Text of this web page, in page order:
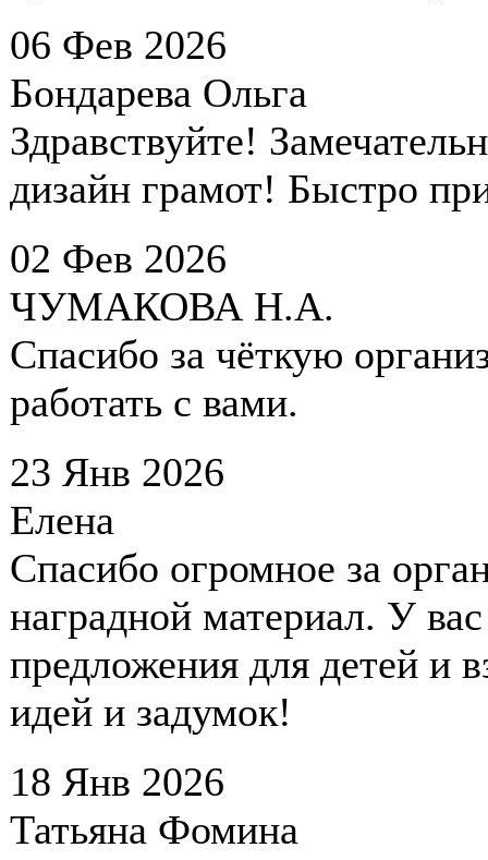
06 Фев 2026
Бондарева Ольга
Здравствуйте!
дизайн грамот! Быстро
02 Фев 2026
ЧУМАКОВА Н.А.
Спасибо за чёткую
работать с вами.
23 Янв 2026
Елена
Спасибо огромное за
наградной материал. У
предложения для детей и
идей и задумок!
18 Янв 2026
Татьяна Фомина